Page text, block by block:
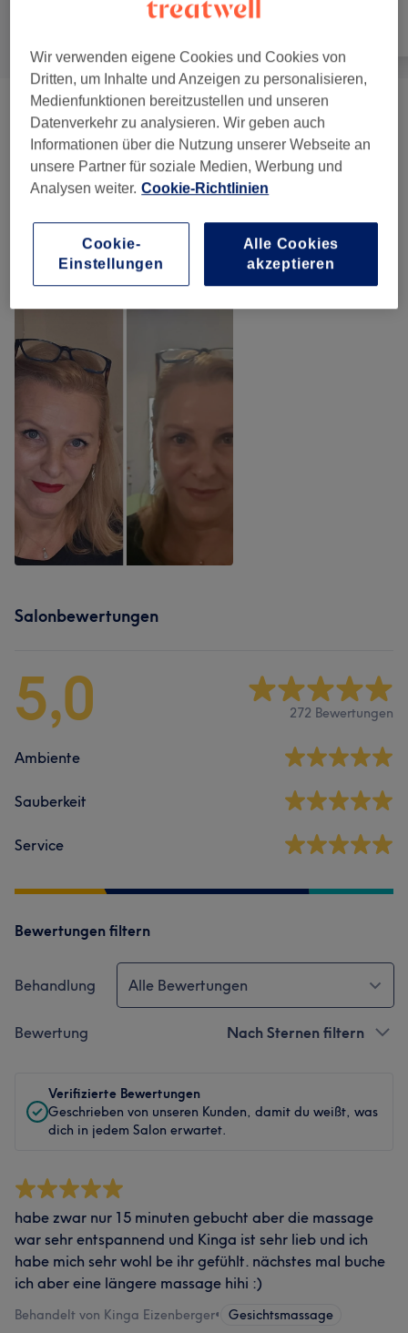
Waxing Für Frauen Und Männer
Geeignet (24)
ab 15 €
Dauerhafte Haarentfernung Für Frauen
Unsere Arbeit
Bild anklicken für weitere Details
Salonbewertungen
5,0 272 Bewertungen
Ambiente
Sauberkeit
Service
Bewertungen filtern
Behandlung Alle Bewertungen
Bewertung Nach Sternen filtern
Verifizierte Bewertungen
Geschrieben von unseren Kunden, damit du weißt, was
dich in jedem Salon erwartet.
habe zwar nur 15 minuten gebucht aber die massage
war sehr entspannend und Kinga ist sehr lieb und ich
habe mich sehr wohl be ihr gefühlt. nächstes mal buche
ich aber eine längere massage hihi :)
Behandelt von Kinga Eizenberger• Gesichtsmassage
Wir verwenden eigene Cookies und Cookies von
Dritten, um Inhalte und Anzeigen zu personalisieren,
Medienfunktionen bereitzustellen und unseren
Datenverkehr zu analysieren. Wir geben auch
Informationen über die Nutzung unserer Webseite an
unsere Partner für soziale Medien, Werbung und
Analysen weiter. Cookie-Richtlinien
Cookie-
Einstellungen
Alle Cookies
akzeptieren